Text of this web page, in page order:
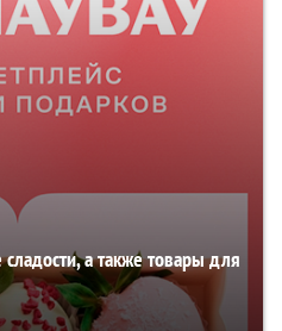
а также товары для